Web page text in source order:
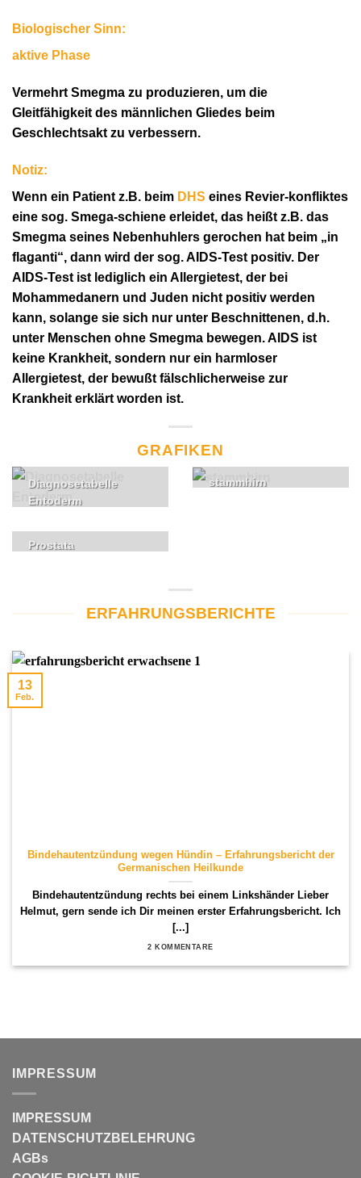
Biologischer Sinn:
aktive Phase
Vermehrt Smegma zu produzieren, um die
Gleitfähigkeit des männlichen Gliedes beim
Geschlechtsakt zu verbessern.
Notiz:
Wenn ein Patient z.B. beim DHS eines Revier-konfliktes
eine sog. Smega-schiene erleidet, das heißt z.B. das
Smegma seines Nebenhuhlers gerochen hat beim „in
flaganti“, dann wird der sog. AIDS-Test positiv. Der
AIDS-Test ist lediglich ein Allergietest, der bei
Mohammedanern und Juden nicht positiv werden
kann, solange sie sich nur unter Beschnittenen, d.h.
unter Menschen ohne Smegma bewegen. AIDS ist
keine Krankheit, sondern nur ein harmloser
Allergietest, der bewußt fälschlicherweise zur
Krankheit erklärt worden ist.
GRAFIKEN
Diagnosetabelle
Entoderm
stammhirn
Prostata
ERFAHRUNGSBERICHTE
Bindehautentzündung wegen Hündin – Erfahrungsbericht der
Germanischen Heilkunde
Bindehautentzündung rechts bei einem Linkshänder Lieber
Helmut, gern sende ich Dir meinen erster Erfahrungsbericht. Ich
[...]
2 KOMMENTARE
13
Feb.
IMPRESSUM
IMPRESSUM
DATENSCHUTZBELEHRUNG
AGBs